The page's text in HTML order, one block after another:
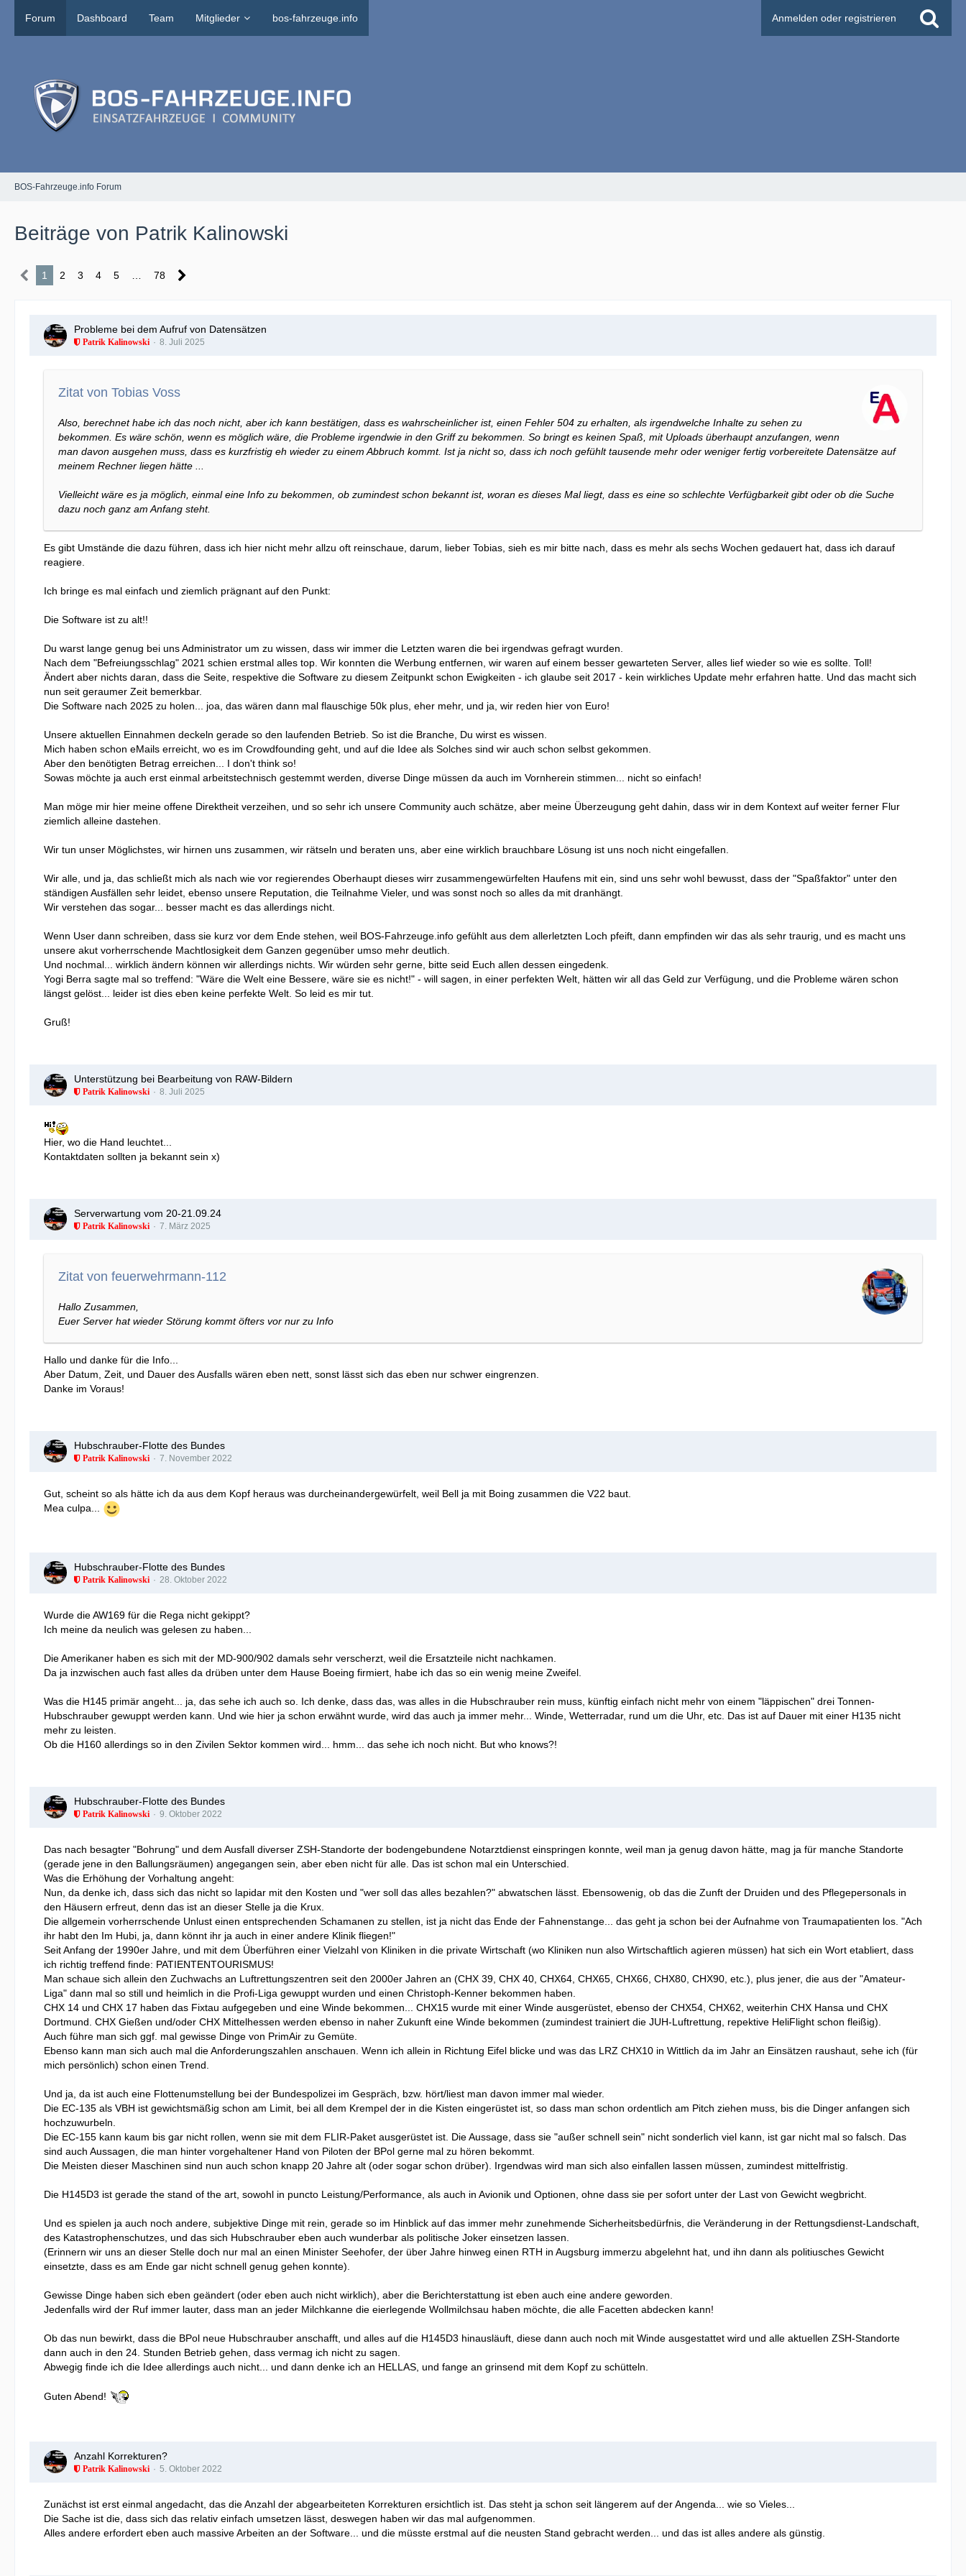
Forum Dashboard Team Mitglieder bos-fahrzeuge.info Anmelden oder registrieren
BOS-Fahrzeuge.info Forum
Beiträge von Patrik Kalinowski
1 2 3 4 5 78
Probleme bei dem Aufruf von Datensätzen
Patrik Kalinowski 8. Juli 2025
Zitat von Tobias Voss
Also, berechnet habe ich das noch nicht, aber ich kann bestätigen, dass es wahrscheinlicher ist, einen Fehler 504 zu erhalten, als irgendwelche Inhalte zu sehen zu
bekommen. Es wäre schön, wenn es möglich wäre, die Probleme irgendwie in den Griff zu bekommen. So bringt es keinen Spaß, mit Uploads überhaupt anzufangen, wenn
man davon ausgehen muss, dass es kurzfristig eh wieder zu einem Abbruch kommt. Ist ja nicht so, dass ich noch gefühlt tausende mehr oder weniger fertig vorbereitete Datensätze auf
meinem Rechner liegen hätte ...
Vielleicht wäre es ja möglich, einmal eine Info zu bekommen, ob zumindest schon bekannt ist, woran es dieses Mal liegt, dass es eine so schlechte Verfügbarkeit gibt oder ob die Suche
dazu noch ganz am Anfang steht.
Es gibt Umstände die dazu führen, dass ich hier nicht mehr allzu oft reinschaue, darum, lieber Tobias, sieh es mir bitte nach, dass es mehr als sechs Wochen gedauert hat, dass ich darauf
reagiere.
Ich bringe es mal einfach und ziemlich prägnant auf den Punkt:
Die Software ist zu alt!!
Du warst lange genug bei uns Administrator um zu wissen, dass wir immer die Letzten waren die bei irgendwas gefragt wurden.
Nach dem "Befreiungsschlag" 2021 schien erstmal alles top. Wir konnten die Werbung entfernen, wir waren auf einem besser gewarteten Server, alles lief wieder so wie es sollte. Toll!
Ändert aber nichts daran, dass die Seite, respektive die Software zu diesem Zeitpunkt schon Ewigkeiten - ich glaube seit 2017 - kein wirkliches Update mehr erfahren hatte. Und das macht sich
nun seit geraumer Zeit bemerkbar.
Die Software nach 2025 zu holen... joa, das wären dann mal flauschige 50k plus, eher mehr, und ja, wir reden hier von Euro!
Unsere aktuellen Einnahmen deckeln gerade so den laufenden Betrieb. So ist die Branche, Du wirst es wissen.
Mich haben schon eMails erreicht, wo es im Crowdfounding geht, und auf die Idee als Solches sind wir auch schon selbst gekommen.
Aber den benötigten Betrag erreichen... I don't think so!
Sowas möchte ja auch erst einmal arbeitstechnisch gestemmt werden, diverse Dinge müssen da auch im Vornherein stimmen... nicht so einfach!
Man möge mir hier meine offene Direktheit verzeihen, und so sehr ich unsere Community auch schätze, aber meine Überzeugung geht dahin, dass wir in dem Kontext auf weiter ferner Flur
ziemlich alleine dastehen.
Wir tun unser Möglichstes, wir hirnen uns zusammen, wir rätseln und beraten uns, aber eine wirklich brauchbare Lösung ist uns noch nicht eingefallen.
Wir alle, und ja, das schließt mich als nach wie vor regierendes Oberhaupt dieses wirr zusammengewürfelten Haufens mit ein, sind uns sehr wohl bewusst, dass der "Spaßfaktor" unter den
ständigen Ausfällen sehr leidet, ebenso unsere Reputation, die Teilnahme Vieler, und was sonst noch so alles da mit dranhängt.
Wir verstehen das sogar... besser macht es das allerdings nicht.
Wenn User dann schreiben, dass sie kurz vor dem Ende stehen, weil BOS-Fahrzeuge.info gefühlt aus dem allerletzten Loch pfeift, dann empfinden wir das als sehr traurig, und es macht uns
unsere akut vorherrschende Machtlosigkeit dem Ganzen gegenüber umso mehr deutlich.
Und nochmal... wirklich ändern können wir allerdings nichts. Wir würden sehr gerne, bitte seid Euch allen dessen eingedenk.
Yogi Berra sagte mal so treffend: "Wäre die Welt eine Bessere, wäre sie es nicht!" - will sagen, in einer perfekten Welt, hätten wir all das Geld zur Verfügung, und die Probleme wären schon
längst gelöst... leider ist dies eben keine perfekte Welt. So leid es mir tut.
Gruß!
Unterstützung bei Bearbeitung von RAW-Bildern
Patrik Kalinowski 8. Juli 2025
Hier, wo die Hand leuchtet...
Kontaktdaten sollten ja bekannt sein x)
Serverwartung vom 20-21.09.24
Patrik Kalinowski 7. März 2025
Zitat von feuerwehrmann-112
Hallo Zusammen,
Euer Server hat wieder Störung kommt öfters vor nur zu Info
Hallo und danke für die Info...
Aber Datum, Zeit, und Dauer des Ausfalls wären eben nett, sonst lässt sich das eben nur schwer eingrenzen.
Danke im Voraus!
Hubschrauber-Flotte des Bundes
Patrik Kalinowski 7. November 2022
Gut, scheint so als hätte ich da aus dem Kopf heraus was durcheinandergewürfelt, weil Bell ja mit Boing zusammen die V22 baut.
Mea culpa...
Hubschrauber-Flotte des Bundes
Patrik Kalinowski 28. Oktober 2022
Wurde die AW169 für die Rega nicht gekippt?
Ich meine da neulich was gelesen zu haben...
Die Amerikaner haben es sich mit der MD-900/902 damals sehr verscherzt, weil die Ersatzteile nicht nachkamen.
Da ja inzwischen auch fast alles da drüben unter dem Hause Boeing firmiert, habe ich das so ein wenig meine Zweifel.
Was die H145 primär angeht... ja, das sehe ich auch so. Ich denke, dass das, was alles in die Hubschrauber rein muss, künftig einfach nicht mehr von einem "läppischen" drei Tonnen-
Hubschrauber gewuppt werden kann. Und wie hier ja schon erwähnt wurde, wird das auch ja immer mehr... Winde, Wetterradar, rund um die Uhr, etc. Das ist auf Dauer mit einer H135 nicht
mehr zu leisten.
Ob die H160 allerdings so in den Zivilen Sektor kommen wird... hmm... das sehe ich noch nicht. But who knows?!
Hubschrauber-Flotte des Bundes
Patrik Kalinowski 9. Oktober 2022
Das nach besagter "Bohrung" und dem Ausfall diverser ZSH-Standorte der bodengebundene Notarztdienst einspringen konnte, weil man ja genug davon hätte, mag ja für manche Standorte
(gerade jene in den Ballungsräumen) angegangen sein, aber eben nicht für alle. Das ist schon mal ein Unterschied.
Was die Erhöhung der Vorhaltung angeht:
Nun, da denke ich, dass sich das nicht so lapidar mit den Kosten und "wer soll das alles bezahlen?" abwatschen lässt. Ebensowenig, ob das die Zunft der Druiden und des Pflegepersonals in
den Häusern erfreut, denn das ist an dieser Stelle ja die Krux.
Die allgemein vorherrschende Unlust einen entsprechenden Schamanen zu stellen, ist ja nicht das Ende der Fahnenstange... das geht ja schon bei der Aufnahme von Traumapatienten los. "Ach
ihr habt den Im Hubi, ja, dann könnt ihr ja auch in einer andere Klinik fliegen!"
Seit Anfang der 1990er Jahre, und mit dem Überführen einer Vielzahl von Kliniken in die private Wirtschaft (wo Kliniken nun also Wirtschaftlich agieren müssen) hat sich ein Wort etabliert, dass
ich richtig treffend finde: PATIENTENTOURISMUS!
Man schaue sich allein den Zuchwachs an Luftrettungszentren seit den 2000er Jahren an (CHX 39, CHX 40, CHX64, CHX65, CHX66, CHX80, CHX90, etc.), plus jener, die aus der "Amateur-
Liga" dann mal so still und heimlich in die Profi-Liga gewuppt wurden und einen Christoph-Kenner bekommen haben.
CHX 14 und CHX 17 haben das Fixtau aufgegeben und eine Winde bekommen... CHX15 wurde mit einer Winde ausgerüstet, ebenso der CHX54, CHX62, weiterhin CHX Hansa und CHX
Dortmund. CHX Gießen und/oder CHX Mittelhessen werden ebenso in naher Zukunft eine Winde bekommen (zumindest trainiert die JUH-Luftrettung, repektive HeliFlight schon fleißig).
Auch führe man sich ggf. mal gewisse Dinge von PrimAir zu Gemüte.
Ebenso kann man sich auch mal die Anforderungszahlen anschauen. Wenn ich allein in Richtung Eifel blicke und was das LRZ CHX10 in Wittlich da im Jahr an Einsätzen raushaut, sehe ich (für
mich persönlich) schon einen Trend.
Und ja, da ist auch eine Flottenumstellung bei der Bundespolizei im Gespräch, bzw. hört/liest man davon immer mal wieder.
Die EC-135 als VBH ist gewichtsmäßig schon am Limit, bei all dem Krempel der in die Kisten eingerüstet ist, so dass man schon ordentlich am Pitch ziehen muss, bis die Dinger anfangen sich
hochzuwurbeln.
Die EC-155 kann kaum bis gar nicht rollen, wenn sie mit dem FLIR-Paket ausgerüstet ist. Die Aussage, dass sie "außer schnell sein" nicht sonderlich viel kann, ist gar nicht mal so falsch. Das
sind auch Aussagen, die man hinter vorgehaltener Hand von Piloten der BPol gerne mal zu hören bekommt.
Die Meisten dieser Maschinen sind nun auch schon knapp 20 Jahre alt (oder sogar schon drüber). Irgendwas wird man sich also einfallen lassen müssen, zumindest mittelfristig.
Die H145D3 ist gerade the stand of the art, sowohl in puncto Leistung/Performance, als auch in Avionik und Optionen, ohne dass sie per sofort unter der Last von Gewicht wegbricht.
Und es spielen ja auch noch andere, subjektive Dinge mit rein, gerade so im Hinblick auf das immer mehr zunehmende Sicherheitsbedürfnis, die Veränderung in der Rettungsdienst-Landschaft,
des Katastrophenschutzes, und das sich Hubschrauber eben auch wunderbar als politische Joker einsetzen lassen.
(Erinnern wir uns an dieser Stelle doch nur mal an einen Minister Seehofer, der über Jahre hinweg einen RTH in Augsburg immerzu abgelehnt hat, und ihn dann als politiusches Gewicht
einsetzte, dass es am Ende gar nicht schnell genug gehen konnte).
Gewisse Dinge haben sich eben geändert (oder eben auch nicht wirklich), aber die Berichterstattung ist eben auch eine andere geworden.
Jedenfalls wird der Ruf immer lauter, dass man an jeder Milchkanne die eierlegende Wollmilchsau haben möchte, die alle Facetten abdecken kann!
Ob das nun bewirkt, dass die BPol neue Hubschrauber anschafft, und alles auf die H145D3 hinausläuft, diese dann auch noch mit Winde ausgestattet wird und alle aktuellen ZSH-Standorte
dann auch in den 24. Stunden Betrieb gehen, dass vermag ich nicht zu sagen.
Abwegig finde ich die Idee allerdings auch nicht... und dann denke ich an HELLAS, und fange an grinsend mit dem Kopf zu schütteln.
Guten Abend!
Anzahl Korrekturen?
Patrik Kalinowski 5. Oktober 2022
Zunächst ist erst einmal angedacht, das die Anzahl der abgearbeiteten Korrekturen ersichtlich ist. Das steht ja schon seit längerem auf der Angenda... wie so Vieles...
Die Sache ist die, dass sich das relativ einfach umsetzen lässt, deswegen haben wir das mal aufgenommen.
Alles andere erfordert eben auch massive Arbeiten an der Software... und die müsste erstmal auf die neusten Stand gebracht werden... und das ist alles andere als günstig.